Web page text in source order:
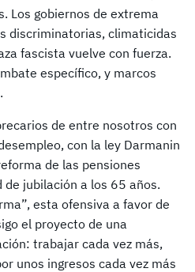
Los gobiernos de extrema
discriminatorias, climaticidas
fascista vuelve con fuerza.
específico, y marcos
de entre nosotros con
con la ley Darmanin
de las pensiones
jubilación a los 65 años.
esta ofensiva a favor de
el proyecto de una
trabajar cada vez más,
unos ingresos cada vez más